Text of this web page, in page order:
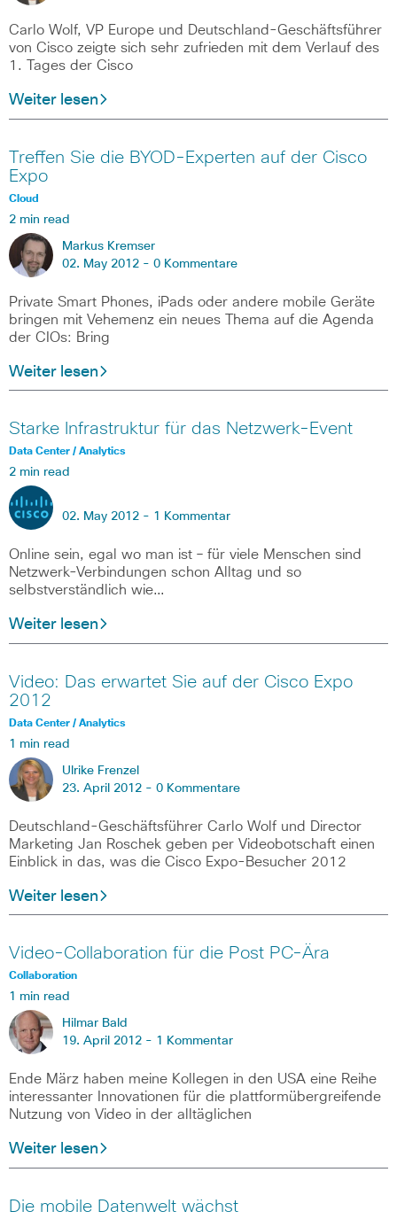
Carlo Wolf, VP Europe und Deutschland-Geschäftsführer
von Cisco zeigte sich sehr zufrieden mit dem Verlauf des
1. Tages der Cisco
Weiter lesen
Treffen Sie die BYOD-Experten auf der Cisco
Expo
Cloud
2 min read
Markus Kremser
02. May 2012 - 0 Kommentare
Private Smart Phones, iPads oder andere mobile Geräte
bringen mit Vehemenz ein neues Thema auf die Agenda
der CIOs: Bring
Weiter lesen
Starke Infrastruktur für das Netzwerk-Event
Data Center / Analytics
2 min read
02. May 2012 - 1 Kommentar
Online sein, egal wo man ist – für viele Menschen sind
Netzwerk-Verbindungen schon Alltag und so
selbstverständlich wie…
Weiter lesen
Video: Das erwartet Sie auf der Cisco Expo
2012
Data Center / Analytics
1 min read
Ulrike Frenzel
23. April 2012 - 0 Kommentare
Deutschland-Geschäftsführer Carlo Wolf und Director
Marketing Jan Roschek geben per Videobotschaft einen
Einblick in das, was die Cisco Expo-Besucher 2012
Weiter lesen
Video-Collaboration für die Post PC-Ära
Collaboration
1 min read
Hilmar Bald
19. April 2012 - 1 Kommentar
Ende März haben meine Kollegen in den USA eine Reihe
interessanter Innovationen für die plattformübergreifende
Nutzung von Video in der alltäglichen
Weiter lesen
Die mobile Datenwelt wächst